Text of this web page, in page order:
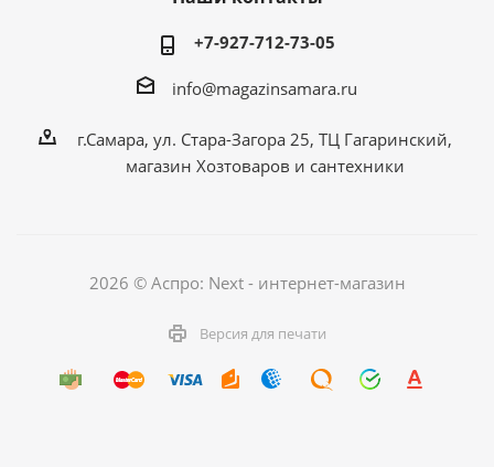
+7-927-712-73-05
info@magazinsamara.ru
г.Самара, ул. Стара-Загора 25, ТЦ Гагаринский,
магазин Хозтоваров и сантехники
2026 © Аспро: Next - интернет-магазин
Версия для печати